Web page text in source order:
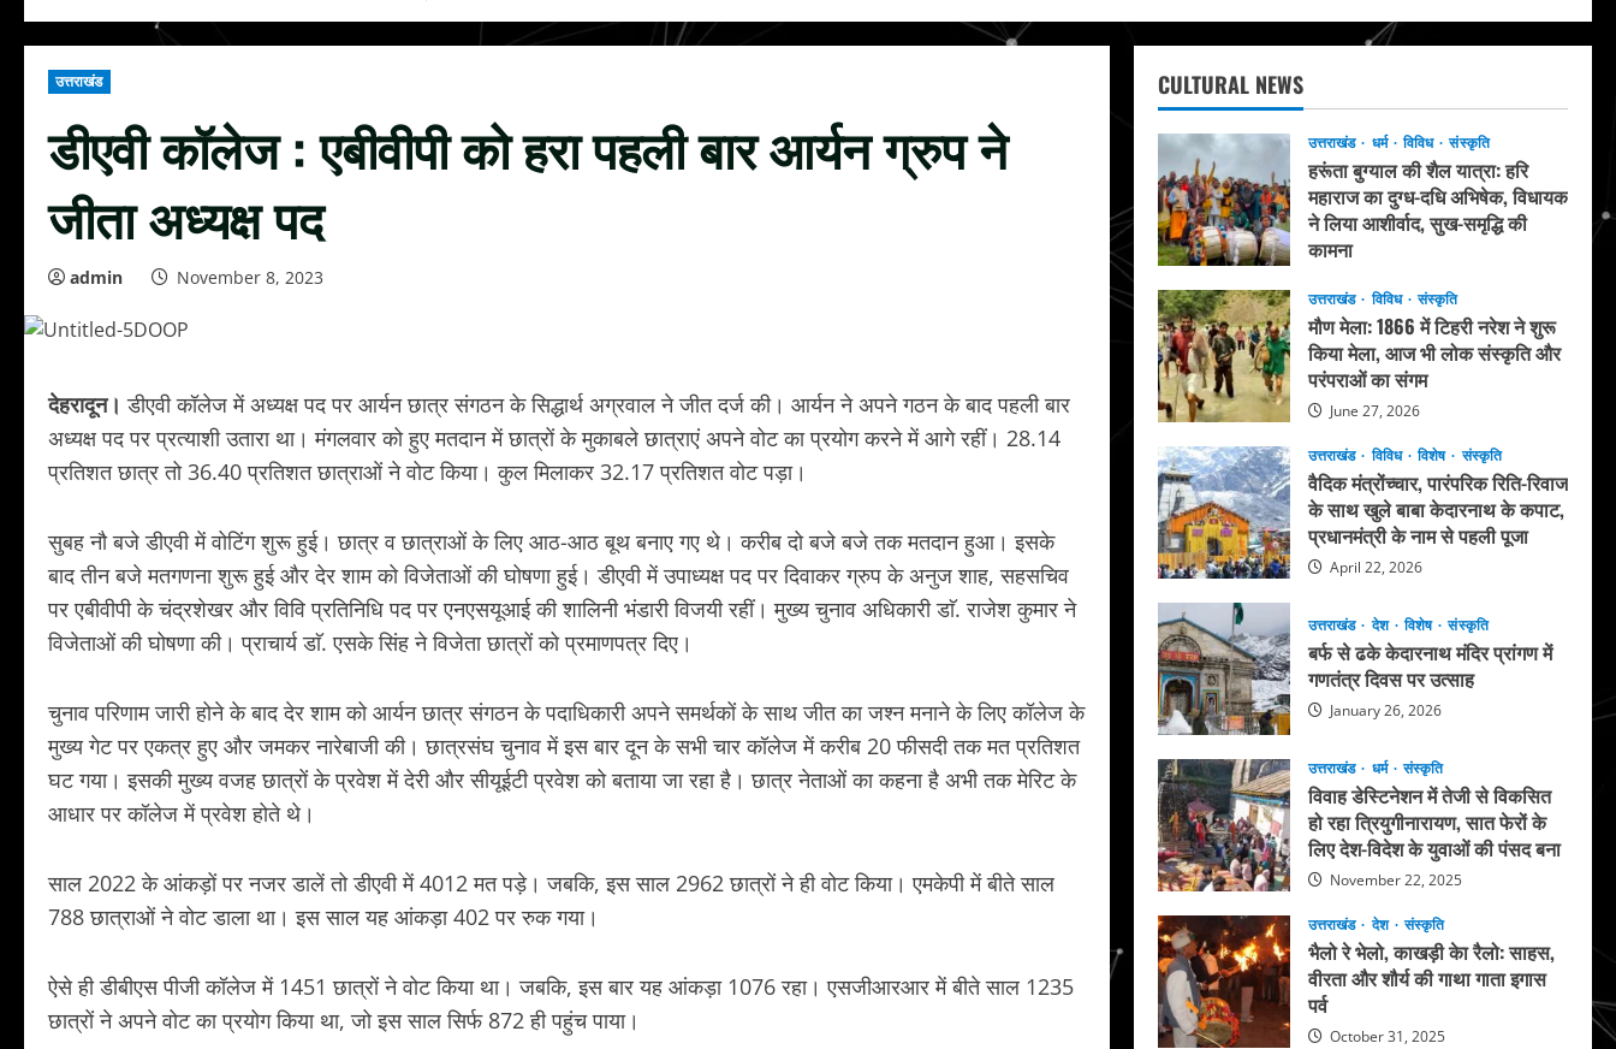
उत्तराखंड
डीएवी कॉलेज : एबीवीपी को हरा पहली बार आर्यन ग्रुप ने
जीता अध्यक्ष पद
admin November 8, 2023
देहरादून। डीएवी कॉलेज में अध्यक्ष पद पर आर्यन छात्र संगठन के सिद्धार्थ अग्रवाल ने जीत दर्ज की। आर्यन ने अपने गठन के बाद पहली बार
अध्यक्ष पद पर प्रत्याशी उतारा था। मंगलवार को हुए मतदान में छात्रों के मुकाबले छात्राएं अपने वोट का प्रयोग करने में आगे रहीं। 28.14
प्रतिशत छात्र तो 36.40 प्रतिशत छात्राओं ने वोट किया। कुल मिलाकर 32.17 प्रतिशत वोट पड़ा।
सुबह नौ बजे डीएवी में वोटिंग शुरू हुई। छात्र व छात्राओं के लिए आठ-आठ बूथ बनाए गए थे। करीब दो बजे बजे तक मतदान हुआ। इसके
बाद तीन बजे मतगणना शुरू हुई और देर शाम को विजेताओं की घोषणा हुई। डीएवी में उपाध्यक्ष पद पर दिवाकर ग्रुप के अनुज शाह, सहसचिव
पर एबीवीपी के चंद्रशेखर और विवि प्रतिनिधि पद पर एनएसयूआई की शालिनी भंडारी विजयी रहीं। मुख्य चुनाव अधिकारी डाॅ. राजेश कुमार ने
विजेताओं की घोषणा की। प्राचार्य डाॅ. एसके सिंह ने विजेता छात्रों को प्रमाणपत्र दिए।
चुनाव परिणाम जारी होने के बाद देर शाम को आर्यन छात्र संगठन के पदाधिकारी अपने समर्थकों के साथ जीत का जश्न मनाने के लिए कॉलेज के
मुख्य गेट पर एकत्र हुए और जमकर नारेबाजी की। छात्रसंघ चुनाव में इस बार दून के सभी चार कॉलेज में करीब 20 फीसदी तक मत प्रतिशत
घट गया। इसकी मुख्य वजह छात्रों के प्रवेश में देरी और सीयूईटी प्रवेश को बताया जा रहा है। छात्र नेताओं का कहना है अभी तक मेरिट के
आधार पर कॉलेज में प्रवेश होते थे।
साल 2022 के आंकड़ों पर नजर डालें तो डीएवी में 4012 मत पड़े। जबकि, इस साल 2962 छात्रों ने ही वोट किया। एमकेपी में बीते साल
788 छात्राओं ने वोट डाला था। इस साल यह आंकड़ा 402 पर रुक गया।
ऐसे ही डीबीएस पीजी कॉलेज में 1451 छात्रों ने वोट किया था। जबकि, इस बार यह आंकड़ा 1076 रहा। एसजीआरआर में बीते साल 1235
छात्रों ने अपने वोट का प्रयोग किया था, जो इस साल सिर्फ 872 ही पहुंच पाया।
CULTURAL NEWS
उत्तराखंड धर्म विविध संस्कृति
हरूंता बुग्याल की शैल यात्रा: हरि
महाराज का दुग्ध-दधि अभिषेक, विधायक
ने लिया आशीर्वाद, सुख-समृद्धि की
कामना
उत्तराखंड
विविध संस्कृति
मौण मेला: 1866 में टिहरी नरेश ने शुरू
किया मेला, आज भी लोक संस्कृति और
परंपराओं का संगम
June 27, 2026
उत्तराखंड विविध विशेष संस्कृति
वैदिक मंत्रोंच्चार, पारंपरिक रिति-रिवाज
के साथ खुले बाबा केदारनाथ के कपाट,
प्रधानमंत्री के नाम से पहली पूजा
April 22, 2026
उत्तराखंड देश विशेष संस्कृति
बर्फ से ढके केदारनाथ मंदिर प्रांगण में
गणतंत्र दिवस पर उत्साह
January 26, 2026
उत्तराखंड धर्म संस्कृति
विवाह डेस्टिनेशन में तेजी से विकसित
हो रहा त्रियुगीनारायण, सात फेरों के
लिए देश-विदेश के युवाओं की पंसद बना
November 22, 2025
उत्तराखंड देश संस्कृति
भैलो रे भेलो, काखड़ी केा रैलो: साहस,
वीरता और शौर्य की गाथा गाता इगास
पर्व
October 31, 2025